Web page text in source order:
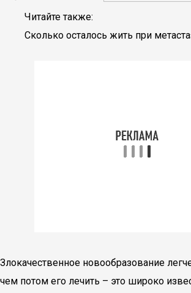
Читайте также:
Сколько осталось жить при
Злокачественное новообразование
чем потом его лечить – это широко